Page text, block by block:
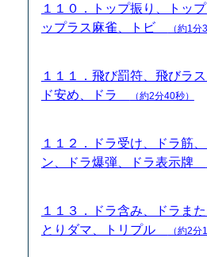
１１０．トップ振り、トッ
ップラス麻雀、トビ
（約1分
１１１．飛び罰符、飛びラ
ド安め、ドラ
（約2分40秒）
１１２．ドラ受け、ドラ筋
ン、ドラ爆弾、ドラ表示牌
１１３．ドラ含み、ドラま
とりダマ、トリプル
（約2分